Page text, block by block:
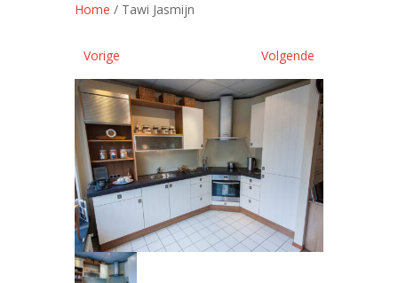
Home / Tawi Jasmijn
Vorige Volgende